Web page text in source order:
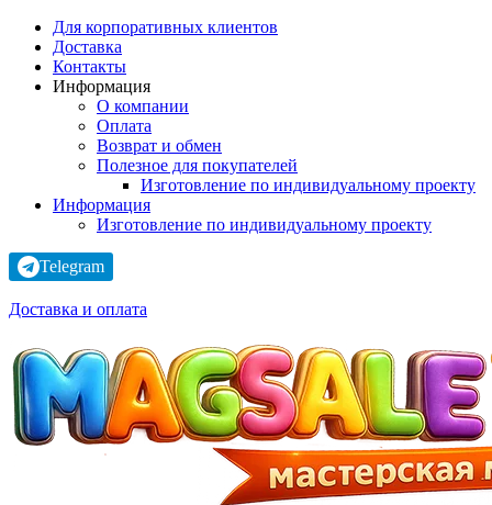
Для корпоративных клиентов
Доставка
Контакты
Информация
О компании
Оплата
Возврат и обмен
Полезное для покупателей
Изготовление по индивидуальному проекту
Информация
Изготовление по индивидуальному проекту
Telegram
Доставка и оплата